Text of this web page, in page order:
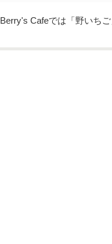
Berry's Cafeでは「野いち